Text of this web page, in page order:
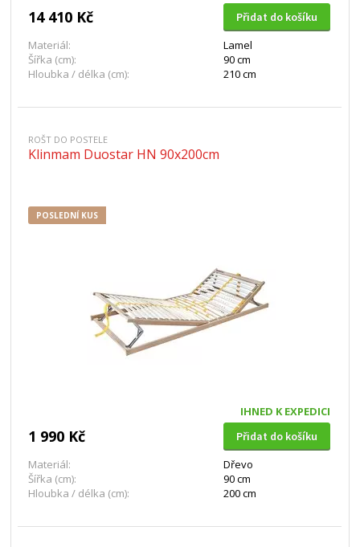
14 410 Kč
Přidat do košíku
Materiál:
Lamel
Šířka (cm):
90 cm
Hloubka / délka (cm):
210 cm
ROŠT DO POSTELE
Klinmam Duostar HN 90x200cm
POSLEDNÍ KUS
IHNED K EXPEDICI
1 990 Kč
Přidat do košíku
Materiál:
Dřevo
Šířka (cm):
90 cm
Hloubka / délka (cm):
200 cm